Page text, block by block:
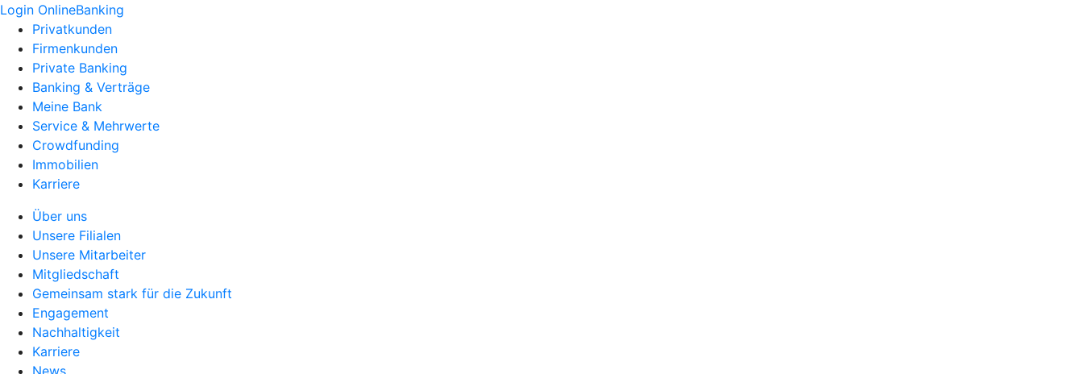
Login OnlineBanking
Privatkunden
Firmenkunden
Private Banking
Banking & Verträge
Meine Bank
Service & Mehrwerte
Crowdfunding
Immobilien
Karriere
Über uns
Unsere Filialen
Unsere Mitarbeiter
Mitgliedschaft
Gemeinsam stark für die Zukunft
Engagement
Nachhaltigkeit
Karriere
News